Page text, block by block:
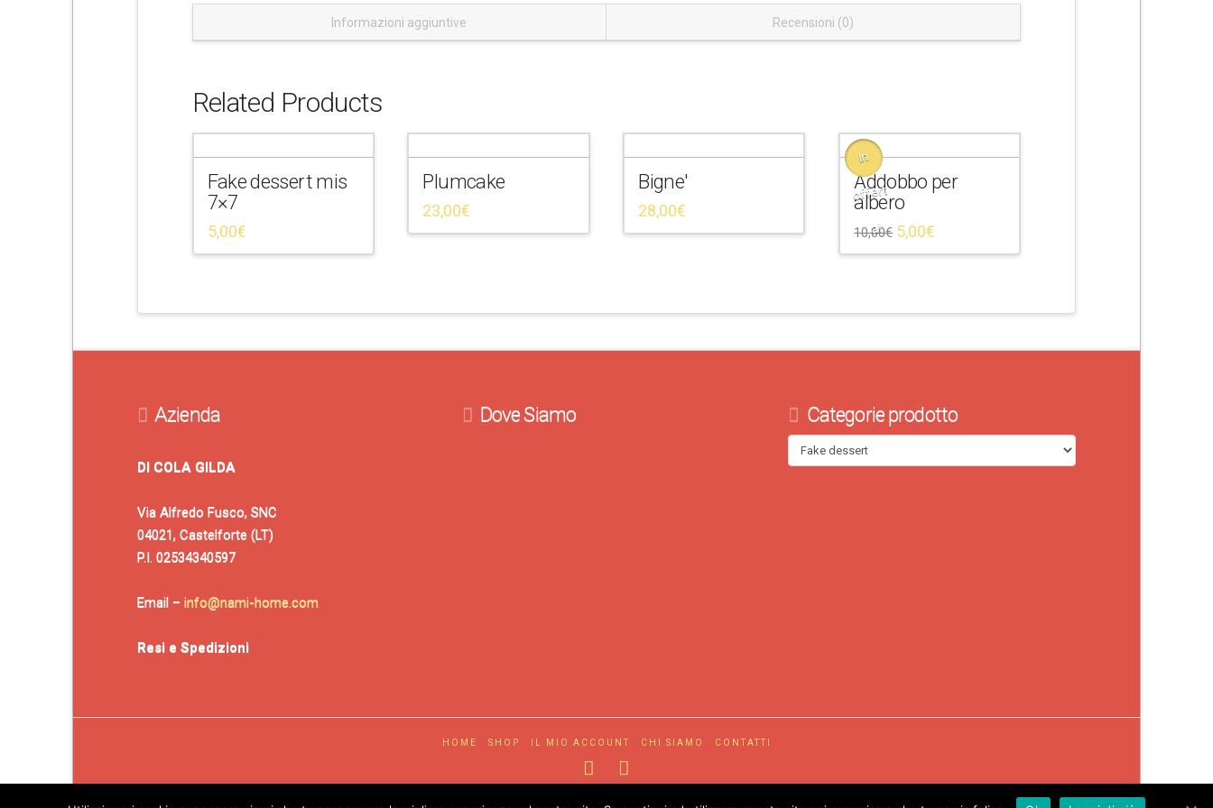
Informazioni aggiuntive Recensioni (0)
Related Products
Fake dessert mis
7×7
5,00€
Plumcake
23,00€
Bigne'
28,00€
In
offert
a!
Addobbo per
albero
10,00€ 5,00€
Azienda
DI COLA GILDA
Via Alfredo Fusco, SNC
04021, Castelforte (LT)
P.I. 02534340597
Email – info@nami-home.com
Resi e Spedizioni
Dove Siamo Categorie prodotto
HOME SHOP IL MIO ACCOUNT CHI SIAMO CONTATTI